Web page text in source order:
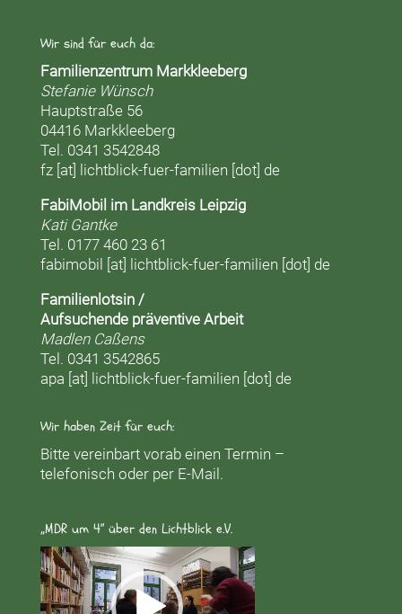
Wir sind für euch da:
Familienzentrum Markkleeberg
Stefanie Wünsch
Hauptstraße 56
04416 Markkleeberg
Tel. 0341 3542848
fz [at] lichtblick-fuer-familien [dot] de
FabiMobil im Landkreis Leipzig
Kati Gantke
Tel. 0177 460 23 61
fabimobil [at] lichtblick-fuer-familien [dot] de
Familienlotsin /
Aufsuchende präventive Arbeit
Madlen Caßens
Tel. 0341 3542865
apa [at] lichtblick-fuer-familien [dot] de
Wir haben Zeit für euch:
Bitte vereinbart vorab einen Termin –
telefonisch oder per E-Mail.
„MDR um 4“ über den Lichtblick e.V.
Video-
Player